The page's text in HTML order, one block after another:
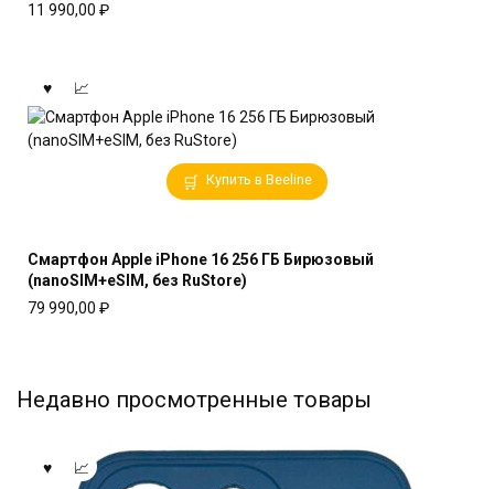
11 990,00 ₽
Купить в Beeline
Смартфон Apple iPhone 16 256 ГБ Бирюзовый
(nanoSIM+eSIM, без RuStore)
79 990,00 ₽
Недавно просмотренные товары